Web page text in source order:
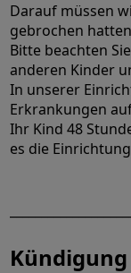
Darauf müssen
gebrochen
Bitte beachten
anderen Kinder
In unserer
Erkrankungen
Ihr Kind 48
es die
Kündigung